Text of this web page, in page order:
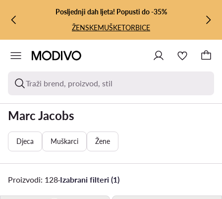
PRIJEĐI NA GLAVNI SADRŽAJ
PRIJEĐI NA PRETRAŽIVANJE
Posljednji dah ljeta! Popusti do -35%
ŽENSKEMUŠKETORBICE
Traži brend, proizvod, stil
Marc Jacobs
Djeca Muškarci Žene
Proizvodi: 128·Izabrani filteri (1)